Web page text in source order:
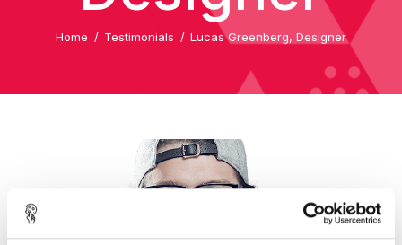
Home Testimonials Lucas Greenberg, Designer